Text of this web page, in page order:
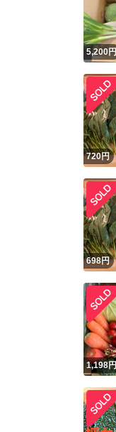
5,200円
720円
698円
1,198円